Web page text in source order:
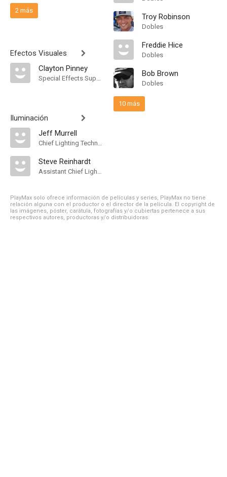
2 más
Efectos Visuales
Clayton Pinney
Special Effects Supervisor
Iluminación
Jeff Murrell
Chief Lighting Technician
Steve Reinhardt
Assistant Chief Lighting Technician
Troy Robinson
Dobles
Freddie Hice
Dobles
Bob Brown
Dobles
10 más
PlayMax solo ofrece información de películas y series, PlayMax no tiene
relación alguna con el productor o el director de la película. El copyright de
las imágenes, póster, carátula, fotografías y/o cubiertas pertenece a sus
respectivos autores, productoras y/o distribuidoras.